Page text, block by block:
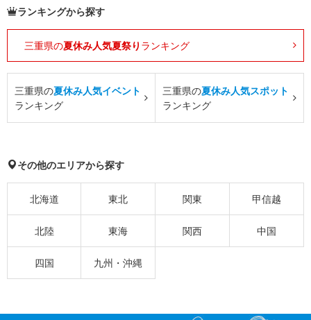
ランキングから探す
三重県の夏休み人気夏祭り ランキング
三重県の夏休み人気イベント
ランキング
三重県の夏休み人気スポット
ランキング
その他のエリアから探す
北海道 東北 関東 甲信越
北陸 東海 関西 中国
四国 九州・沖縄